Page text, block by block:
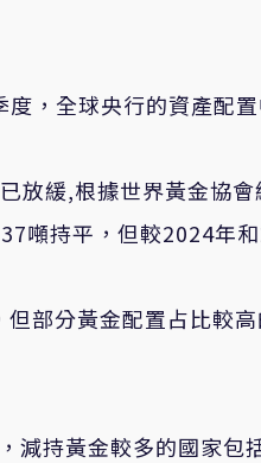
，全球央行的資產配
放緩,根據世界黃金協
噸持平，但較2024年
部分黃金配置占比較
減持黃金較多的國家包